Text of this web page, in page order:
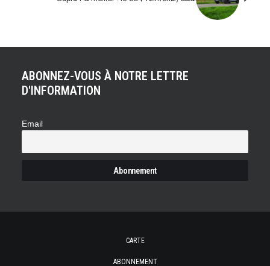
ABONNEZ-VOUS À NOTRE LETTRE
D'INFORMATION
Email
CARTE
ABONNEMENT